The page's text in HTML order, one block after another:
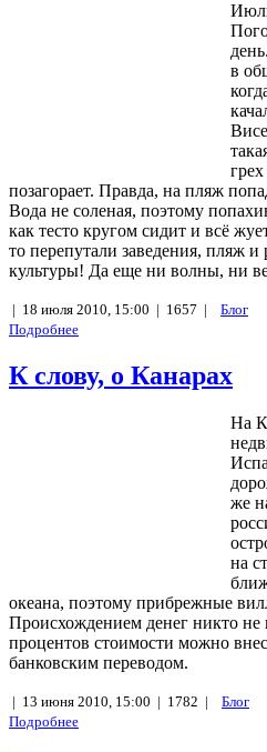
в
позагорает. Правда, на пляж
Вода не соленая, поэтому
как тесто кругом сидит и всё
то перепутали заведения, пляж
культуры! Да еще ни волны, ни
| 18 июля 2010, 15:00 | 1657 |
Блог
Подробнее
К слову, о Канарах
На
же
на
океана, поэтому прибрежные
Происхождением денег никто не
процентов стоимости можно
банковским переводом.
| 13 июня 2010, 15:00 | 1782 |
Блог
Подробнее